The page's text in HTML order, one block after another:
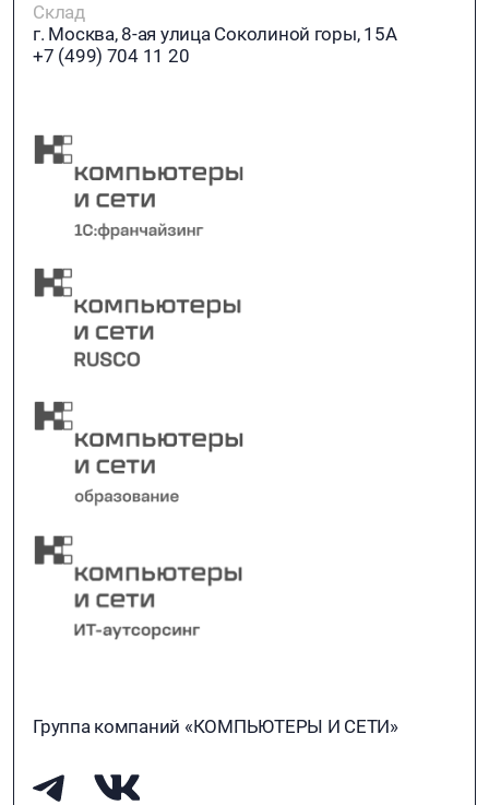
Склад
г. Москва, 8-ая улица Соколиной горы, 15А
+7 (499) 704 11 20
Группа компаний «КОМПЬЮТЕРЫ И СЕТИ»